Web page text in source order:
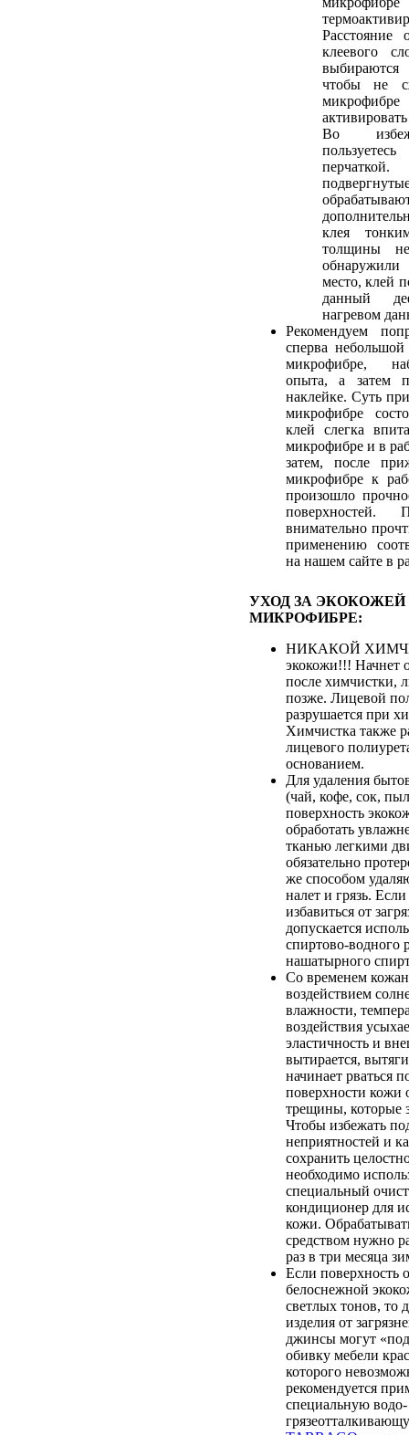
клеевого
чтобы не
Во
клея
толщины
место, клей
данный
нагревом
Рекомендуем
сперва
микрофибре,
опыта, а затем
наклейке. Суть
микрофибре
клей слегка
микрофибре и в
затем, после
микрофибре к
произошло
поверхностей.
внимательно
применению
на нашем сайте в
УХОД ЗА ЭКОКОЖЕЙ
МИКРОФИБРЕ:
НИКАКОЙ
экокожи!!! Начнет
после химчистки,
позже. Лицевой
разрушается при
Химчистка также
лицевого
основанием.
Для удаления
(чай, кофе, сок,
поверхность
обработать
тканью легкими
обязательно
же способом
налет и грязь.
избавиться от
допускается
спиртово-водного
нашатырного
Со временем
воздействием
влажности,
воздействия
эластичность и
вытирается,
начинает рваться
поверхности кожи
трещины, которые
Чтобы избежать
неприятностей и
сохранить
необходимо
специальный
кондиционер для
кожи.
средством нужно
раз в три месяца
Если поверхность
белоснежной
светлых тонов, то
изделия от
джинсы могут
обивку мебели
которого
рекомендуется
специальную